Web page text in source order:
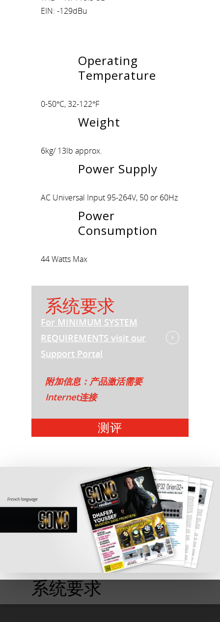
EIN: -129dBu
Operating
Temperature
0-50°C, 32-122°F
Weight
6kg/ 13lb approx.
Power Supply
AC Universal Input 95-264V, 50 or 60Hz
Power
Consumption
44 Watts Max
系统要求
For MINIMUM SYSTEM
REQUIREMENTS visit our
Support Portal
附加信息：产品激活需要
Internet连接
测评
系统要求